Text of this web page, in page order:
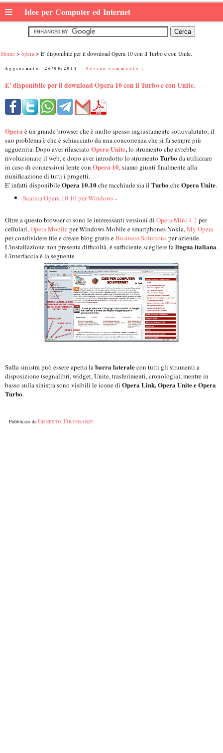
≡ Idee per Computer ed Internet
Home opera E' disponibile per il download Opera 10 con il Turbo e con Unite.
Aggiornato: 26/08/2011 Nessun commento :
E' disponibile per il download Opera 10 con il Turbo e con Unite.
Opera è un grande browser che è molto spesso ingiustamente sottovalutato; il
suo problema è che è schiacciato da una concorrenza che si fa sempre più
agguerrita. Dopo aver rilasciato Opera Unite,lo strumento che avrebbe
rivoluzionato il web, e dopo aver introdotto lo strumento Turbo da utilizzare
in caso di connessioni lente con Opera 10, siamo giunti finalmente alla
riunificazione di tutti i progetti.
E' infatti disponibileOpera 10.10che racchiude sia il Turbo cheOpera Unite.
Scarica Opera 10.10 per Windows-
Oltre a questo browser ci sono le interessanti versioni di Opera Mini 4.2 per
cellulari,Opera Mobile per Windows Mobile e smartphones Nokia,My Opera
per condividere file e creare blog gratis eBusiness Solutionsper aziende.
L'installazione non presenta difficoltà, è sufficiente scegliere lalingua italiana.
L'interfaccia è la seguente
Sulla sinistra può essere aperta labarra lateralecon tutti gli strumenti a
disposizione (segnalibri, widget, Unite, trasferimenti, cronologia), mentre in
basso sulla sinistra sono visibili le icone di Opera Link, Opera Unite e Opera
Turbo.
Pubblicato daErnesto Tirinnanzi